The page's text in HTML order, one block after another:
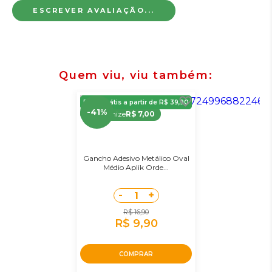
ESCREVER AVALIAÇÃO...
Quem viu, viu também
Frete Grátis a partir de R$ 39,90
-41%
EconomizeR$ 7,00
Gancho Adesivo Metálico Oval
Médio Aplik Orde...
- 1 +
R$ 16,90
R$ 9,90
COMPRAR